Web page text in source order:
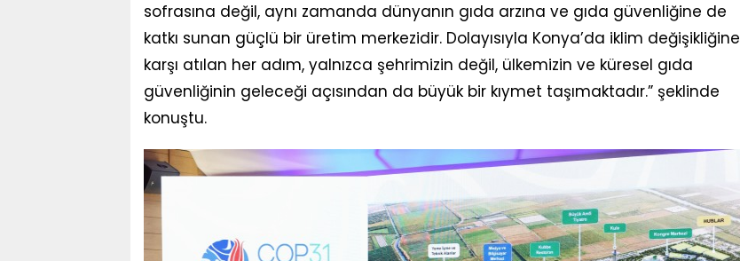
sofrasına değil, aynı zamanda dünyanın gıda arzına ve gıda güvenliğine de
katkı sunan güçlü bir üretim merkezidir. Dolayısıyla Konya’da iklim değişikliğine
karşı atılan her adım, yalnızca şehrimizin değil, ülkemizin ve küresel gıda
güvenliğinin geleceği açısından da büyük bir kıymet taşımaktadır.” şeklinde
konuştu.